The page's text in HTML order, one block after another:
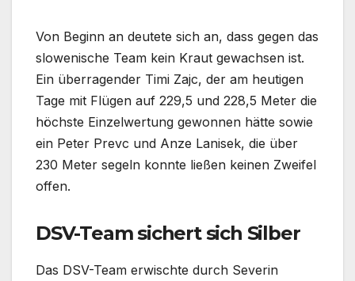
Von Beginn an deutete sich an, dass gegen das
slowenische Team kein Kraut gewachsen ist.
Ein überragender Timi Zajc, der am heutigen
Tage mit Flügen auf 229,5 und 228,5 Meter die
höchste Einzelwertung gewonnen hätte sowie
ein Peter Prevc und Anze Lanisek, die über
230 Meter segeln konnte ließen keinen Zweifel
offen.
DSV-Team sichert sich Silber
Das DSV-Team erwischte durch Severin